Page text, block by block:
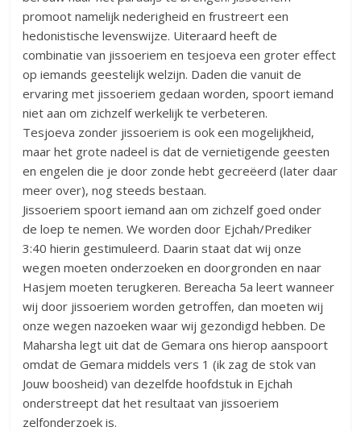
promoot namelijk nederigheid en frustreert een
hedonistische levenswijze. Uiteraard heeft de
combinatie van jissoeriem en tesjoeva een groter effect
op iemands geestelijk welzijn. Daden die vanuit de
ervaring met jissoeriem gedaan worden, spoort iemand
niet aan om zichzelf werkelijk te verbeteren.
Tesjoeva zonder jissoeriem is ook een mogelijkheid,
maar het grote nadeel is dat de vernietigende geesten
en engelen die je door zonde hebt gecreëerd (later daar
meer over), nog steeds bestaan.
Jissoeriem spoort iemand aan om zichzelf goed onder
de loep te nemen. We worden door Ejchah/Prediker
3:40 hierin gestimuleerd. Daarin staat dat wij onze
wegen moeten onderzoeken en doorgronden en naar
Hasjem moeten terugkeren. Bereacha 5a leert wanneer
wij door jissoeriem worden getroffen, dan moeten wij
onze wegen nazoeken waar wij gezondigd hebben. De
Maharsha legt uit dat de Gemara ons hierop aanspoort
omdat de Gemara middels vers 1 (ik zag de stok van
Jouw boosheid) van dezelfde hoofdstuk in Ejchah
onderstreept dat het resultaat van jissoeriem
zelfonderzoek is.